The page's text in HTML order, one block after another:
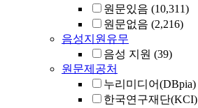
원문있음 (10,311)
원문없음 (2,216)
음성지원유무
음성 지원 (39)
원문제공처
누리미디어(DBpia)
한국연구재단(KCI)